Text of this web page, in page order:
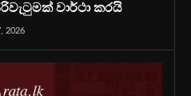
වාර්ථා කරයි
2026